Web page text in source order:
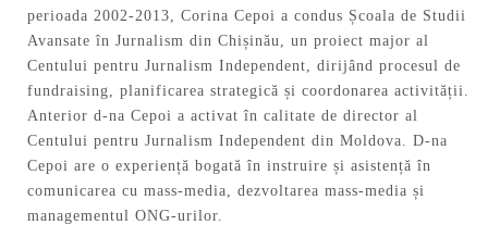
perioada 2002-2013, Corina Cepoi a condus Școala de Studii
Avansate în Jurnalism din Chișinău, un proiect major al
Centului pentru Jurnalism Independent, dirijând procesul de
fundraising, planificarea strategică și coordonarea activității.
Anterior d-na Cepoi a activat în calitate de director al
Centului pentru Jurnalism Independent din Moldova. D-na
Cepoi are o experiență bogată în instruire și asistență în
comunicarea cu mass-media, dezvoltarea mass-media și
managementul ONG-urilor.